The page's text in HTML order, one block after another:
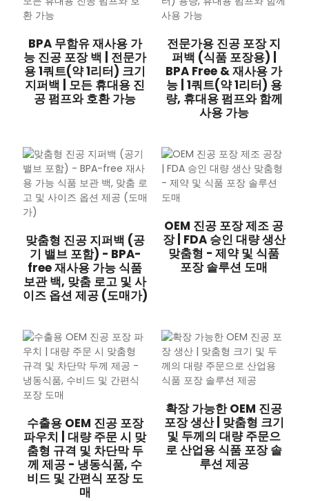
BPA 무함유 재사용 가
능 진공 포장 백 | 전문가
용 1쿼트(약 1리터) 크기
지퍼백 | 모든 휴대용 진
공 펌프와 호환 가능
전문가용 진공 포장 지
퍼백 (식품 포장용) |
BPA Free & 재사용 가
능 | 1쿼트(약 1리터) 용
량, 휴대용 펌프와 함께
사용 가능
맞춤형 진공 지퍼백 (공
기 밸브 포함) - BPA-
free 재사용 가능 식품
보관 백, 맞춤 로고 및 사
이즈 옵션 제공 (도매가)
OEM 진공 포장 제조 공
장 | FDA 승인 대량 생산
맞춤형 - 제약 및 식품
포장 솔루션 도매
수출용 OEM 진공 포장
파우치 | 대량 주문 시 맞
춤형 규격 및 차단막 두
께 제공 - 냉동식품, 수
비드 및 간편식 포장 도
매
확장 가능한 OEM 진공
포장 생산 | 맞춤형 크기
및 두께의 대량 주문으
로 산업용 식품 포장 솔
루션 제공